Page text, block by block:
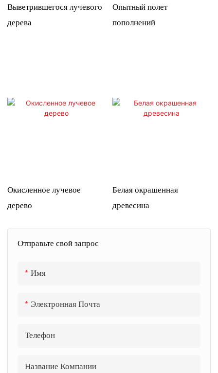
Отправьте свой запрос
Имя
Электронная Почта
Телефон
Название Компании
Выветрившегося лучевого
дерева
Опытный полет
пополнений
Окисленное лучевое
дерево
Белая окрашенная
древесина